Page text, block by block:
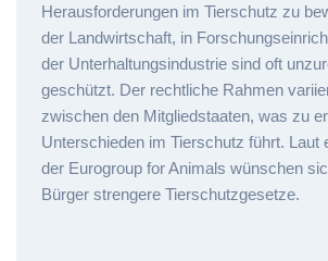
Herausforderungen im Tierschutz zu
der Landwirtschaft, in
der Unterhaltungsindustrie sind oft
geschützt. Der rechtliche Rahmen
zwischen den Mitgliedstaaten, was zu
Unterschieden im Tierschutz führt. Laut
der Eurogroup for Animals wünschen
Bürger strengere Tierschutzgesetze.